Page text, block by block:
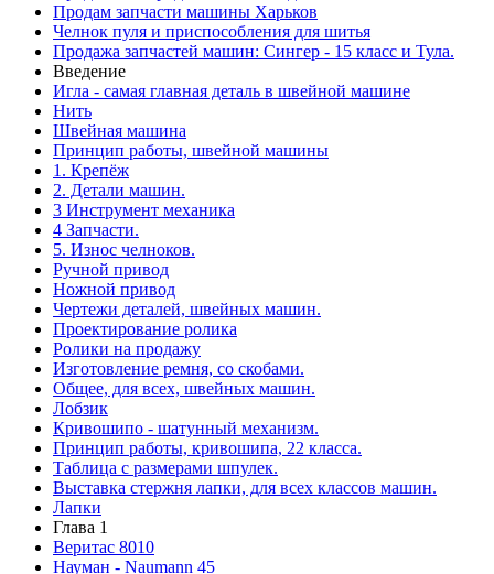
Продам запчасти машины Харьков
Челнок пуля и приспособления для шитья
Продажа запчастей машин: Сингер - 15 класс и Тула.
Введение
Игла - самая главная деталь в швейной машине
Нить
Швейная машина
Принцип работы, швейной машины
1. Крепёж
2. Детали машин.
3 Инструмент механика
4 Запчасти.
5. Износ челноков.
Ручной привод
Ножной привод
Чертежи деталей, швейных машин.
Проектирование ролика
Ролики на продажу
Изготовление ремня, со скобами.
Общее, для всех, швейных машин.
Лобзик
Кривошипо - шатунный механизм.
Принцип работы, кривошипа, 22 класса.
Таблица с размерами шпулек.
Выставка стержня лапки, для всех классов машин.
Лапки
Глава 1
Веритас 8010
Науман - Naumann 45